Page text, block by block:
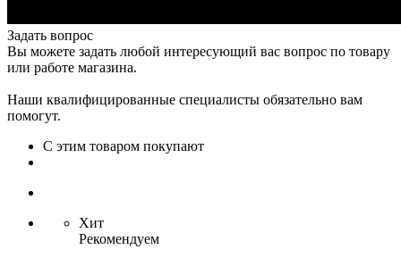
Задать вопрос
Вы можете задать любой интересующий вас вопрос по товару
или работе магазина.
Наши квалифицированные специалисты обязательно вам
помогут.
С этим товаром покупают
Хит
Рекомендуем